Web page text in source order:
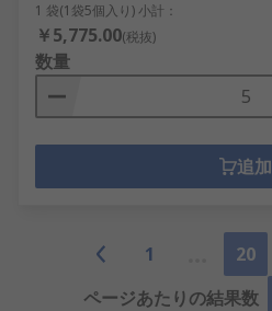
1 袋(1袋5個入り) 小計：
￥5,775.00(税抜)
数量
追加
1 20
ページあたりの結果数